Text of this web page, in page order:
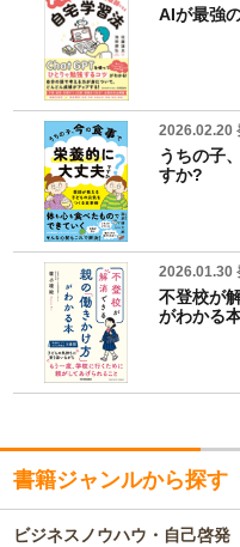
AIが最強
2026.02.20
うちの子
すか?
2026.01.30
不登校が
がわかる
書籍ジャンルから探す
ビジネスノウハウ・自己啓発